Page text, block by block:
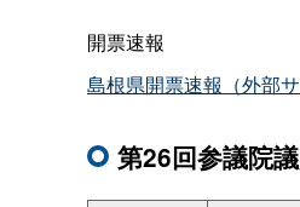
開票速報
島根県開票速報（外部サ
第26回参議院